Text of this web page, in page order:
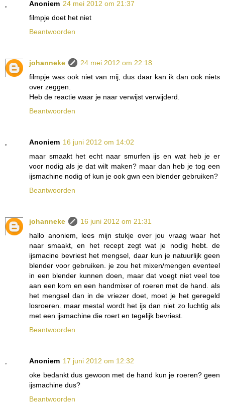
Anoniem 24 mei 2012 om 21:37
filmpje doet het niet
Beantwoorden
johanneke
24 mei 2012 om 22:18
filmpje was ook niet van mij, dus daar kan ik dan ook niets
over zeggen.
Heb de reactie waar je naar verwijst verwijderd.
Beantwoorden
Anoniem 16 juni 2012 om 14:02
maar smaakt het echt naar smurfen ijs en wat heb je er
voor nodig als je dat wilt maken? maar dan heb je tog een
ijsmachine nodig of kun je ook gwn een blender gebruiken?
Beantwoorden
johanneke
16 juni 2012 om 21:31
hallo anoniem, lees mijn stukje over jou vraag waar het
naar smaakt, en het recept zegt wat je nodig hebt. de
ijsmacine bevriest het mengsel, daar kun je natuurlijk geen
blender voor gebruiken. je zou het mixen/mengen eventeel
in een blender kunnen doen, maar dat voegt niet veel toe
aan een kom en een handmixer of roeren met de hand. als
het mengsel dan in de vriezer doet, moet je het geregeld
losroeren. maar mestal wordt het ijs dan niet zo luchtig als
met een ijsmachine die roert en tegelijk bevriest.
Beantwoorden
Anoniem 17 juni 2012 om 12:32
oke bedankt dus gewoon met de hand kun je roeren? geen
ijsmachine dus?
Beantwoorden